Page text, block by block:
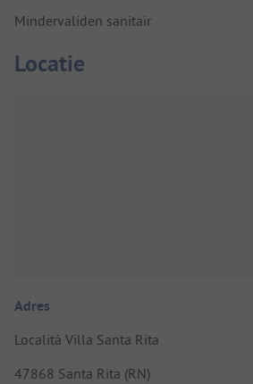
Mindervaliden sanitair
Locatie
Adres
Località Villa Santa Rita
47868 Santa Rita (RN)